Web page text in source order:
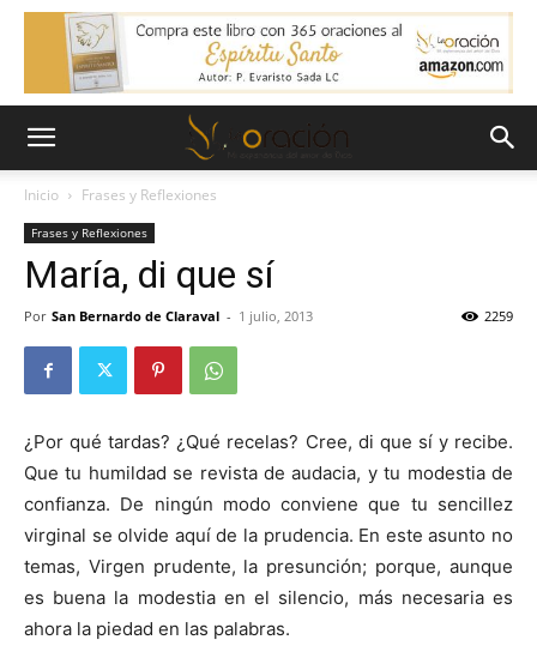
Inicio Frases y Reflexiones
Frases y Reflexiones
María, di que sí
Por San Bernardo de Claraval - 1 julio, 2013 2259
¿Por qué tardas? ¿Qué recelas? Cree, di que sí y recibe.
Que tu humildad se revista de audacia, y tu modestia de
confianza. De ningún modo conviene que tu sencillez
virginal se olvide aquí de la prudencia. En este asunto no
temas, Virgen prudente, la presunción; porque, aunque
es buena la modestia en el silencio, más necesaria es
ahora la piedad en las palabras.